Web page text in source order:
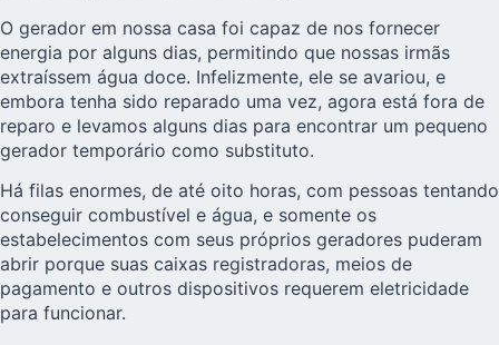
O gerador em nossa casa foi capaz de nos fornecer
energia por alguns dias, permitindo que nossas irmãs
extraíssem água doce. Infelizmente, ele se avariou, e
embora tenha sido reparado uma vez, agora está fora de
reparo e levamos alguns dias para encontrar um pequeno
gerador temporário como substituto.
Há filas enormes, de até oito horas, com pessoas tentando
conseguir combustível e água, e somente os
estabelecimentos com seus próprios geradores puderam
abrir porque suas caixas registradoras, meios de
pagamento e outros dispositivos requerem eletricidade
para funcionar.